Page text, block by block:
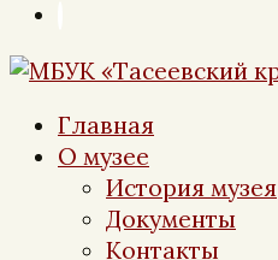
Главная
О музее
История музея
Документы
Контакты